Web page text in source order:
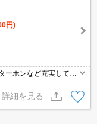
円)
ーホンなど充実してい
収納はクロゼット・シ
物の整理がしやすく便
ボックスなどが揃っ
詳細を見る